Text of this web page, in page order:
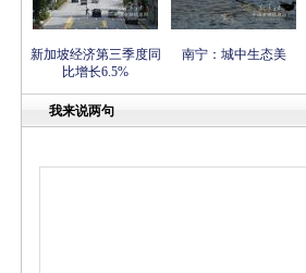
新加坡经济第三季度同
比增长6.5%
南宁：城中生态美
我来说两句